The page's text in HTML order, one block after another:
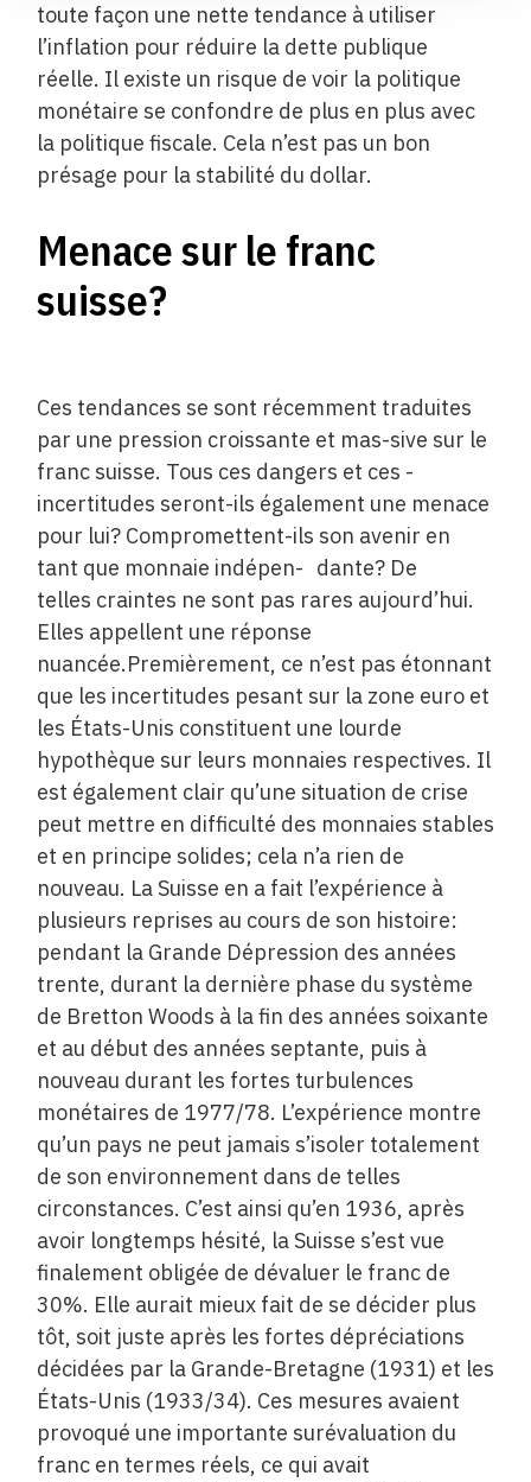
toute façon une nette tendance à utiliser
l’inflation pour réduire la dette publique
réelle. Il existe un risque de voir la politique
monétaire se confondre de plus en plus avec
la politique fiscale. Cela n’est pas un bon
présage pour la stabilité du dollar.
Menace sur le franc
suisse?
Ces tendances se sont récemment traduites
par une pression croissante et mas-sive sur le
franc suisse. Tous ces dangers et ces ­
incertitudes seront-ils également une menace
pour lui? Compromettent-ils son avenir en
tant que monnaie indépen- dante? De
telles craintes ne sont pas rares aujourd’hui.
Elles appellent une réponse
nuancée.Premièrement, ce n’est pas étonnant
que les incertitudes pesant sur la zone euro et
les États-Unis constituent une lourde
hypothèque sur leurs monnaies respectives. Il
est également clair qu’une situation de crise
peut mettre en difficulté des monnaies stables
et en principe solides; cela n’a rien de
nouveau. La Suisse en a fait l’expérience à
plusieurs reprises au cours de son histoire:
pendant la Grande Dépression des années
trente, durant la dernière phase du système
de Bretton Woods à la fin des années soixante
et au début des années septante, puis à
nouveau durant les fortes turbulences
monétaires de 1977/78. L’expérience montre
qu’un pays ne peut jamais s’isoler totalement
de son environnement dans de telles
circonstances. C’est ainsi qu’en 1936, après
avoir longtemps hésité, la Suisse s’est vue
finalement obligée de dévaluer le franc de
30%. Elle aurait mieux fait de se décider plus
tôt, soit juste après les fortes dépréciations
décidées par la Grande-Bretagne (1931) et les
États-Unis (1933/34). Ces mesures avaient
provoqué une importante surévaluation du
franc en termes réels, ce qui avait